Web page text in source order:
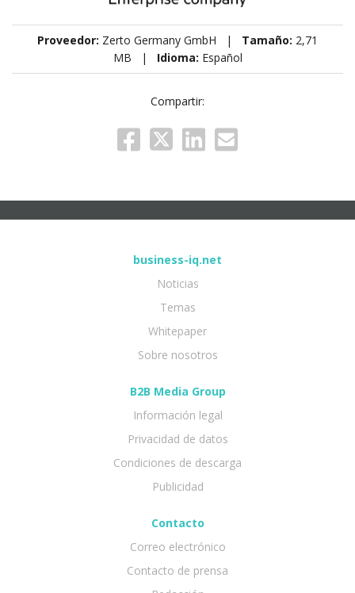
Proveedor: Zerto Germany GmbH | Tamaño: 2,71
MB | Idioma: Español
Compartir:
business-iq.net
Noticias
Temas
Whitepaper
Sobre nosotros
B2B Media Group
Información legal
Privacidad de datos
Condiciones de descarga
Publicidad
Contacto
Correo electrónico
Contacto de prensa